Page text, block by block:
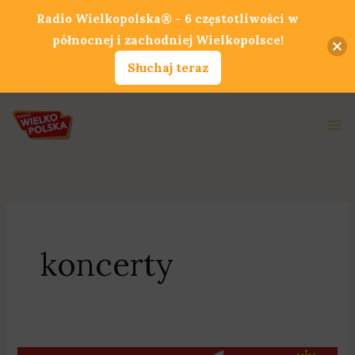
koncerty
Radio Wielkopolska® - 6 częstotliwości w
północnej i zachodniej Wielkopolsce!
Słuchaj teraz